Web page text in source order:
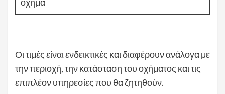
Οι τιμές είναι ενδεικτικές και διαφέρουν ανάλογα με
την περιοχή, την κατάσταση του οχήματος και τις
επιπλέον υπηρεσίες που θα ζητηθούν.